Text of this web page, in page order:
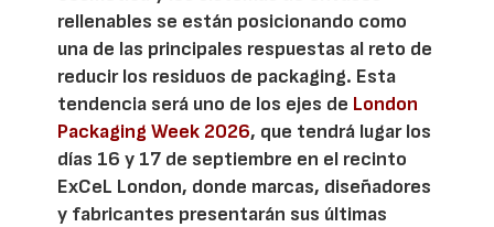
rellenables se están posicionando como
una de las principales respuestas al reto de
reducir los residuos de packaging. Esta
tendencia será uno de los ejes de London
Packaging Week 2026, que tendrá lugar los
días 16 y 17 de septiembre en el recinto
ExCeL London, donde marcas, diseñadores
y fabricantes presentarán sus últimas